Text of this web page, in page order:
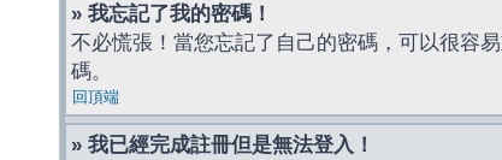
» 我忘記了我的密碼！
不必慌張！當您忘記了自己的密碼，可以很容
碼。
回頂端
» 我已經完成註冊但是無法登入！